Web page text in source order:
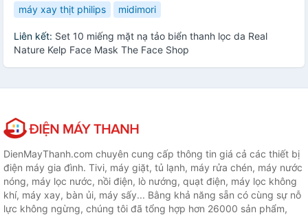
máy xay thịt philips
midimori
Liên kết: Set 10 miếng mặt nạ tảo biển thanh lọc da Real
Nature Kelp Face Mask The Face Shop
DienMayThanh.com chuyên cung cấp thông tin giá cả các thiết bị
điện máy gia đình. Tivi, máy giặt, tủ lạnh, máy rửa chén, máy nước
nóng, máy lọc nước, nồi điện, lò nướng, quạt điện, máy lọc không
khí, máy xay, bàn ủi, máy sấy... Bằng khả năng sẵn có cùng sự nỗ
lực không ngừng, chúng tôi đã tổng hợp hơn 26000 sản phẩm,